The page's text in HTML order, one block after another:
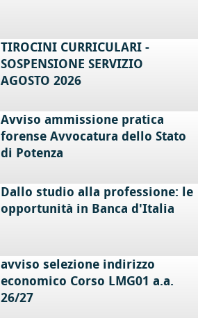
TIROCINI CURRICULARI -
SOSPENSIONE SERVIZIO
AGOSTO 2026
Avviso ammissione pratica
forense Avvocatura dello Stato
di Potenza
Dallo studio alla professione: le
opportunità in Banca d'Italia
avviso selezione indirizzo
economico Corso LMG01 a.a.
26/27